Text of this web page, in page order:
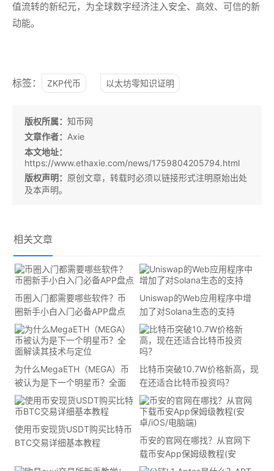
值流转的新纪元，为全球数字经济注入安全、高效、可信的新
动能。
标签： ZKP代币 以太坊零知识证明
版权所属： 知币网
文章作者： Axie
本文地址：
https://www.ethaxie.com/news/1759804205794.html
版权声明： 原创文章，转载时必须以链接形式注明原始出处
及本声明。
相关文章
币圈入门都需要哪些软件？币
圈新手小白入门必备APP盘点
Uniswap的Web应用程序中增
加了对Solana生态的支持
为什么MegaETH（MEGA）币
被认为是下一个明星币？全面
解读其技术与定位
比特币突破10.7W价格新高，现
在还适合比特币投资吗？
使用币安现货USDT购买比特币
BTC交易详细基本教程
币安的官网在哪找？从官网下
载币安App保姆级教程(安
卓/iOS/电脑端)